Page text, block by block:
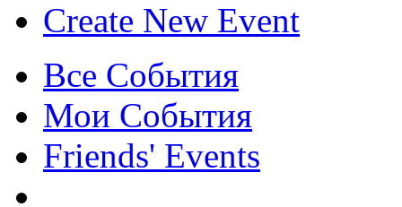
Create New Event
Все События
Мои События
Friends' Events